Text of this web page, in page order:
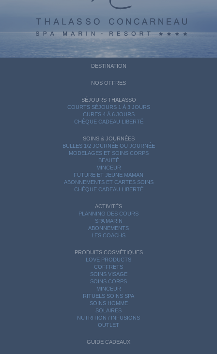
DESTINATION
NOS OFFRES
SÉJOURS THALASSO
COURTS SÉJOURS 1 À 3 JOURS
CURES 4 À 6 JOURS
CHÈQUE CADEAU LIBERTÉ
SOINS & JOURNÉES
BULLES 1/2 JOURNÉE OU JOURNÉE
MODELAGES ET SOINS CORPS
BEAUTÉ
MINCEUR
FUTURE ET JEUNE MAMAN
ABONNEMENTS ET CARTES SOINS
CHÈQUE CADEAU LIBERTÉ
ACTIVITÉS
PLANNING DES COURS
SPA MARIN
ABONNEMENTS
LES COACHS
PRODUITS COSMÉTIQUES
LOVE PRODUCTS
COFFRETS
SOINS VISAGE
SOINS CORPS
MINCEUR
RITUELS SOINS SPA
SOINS HOMME
SOLAIRES
NUTRITION / INFUSIONS
OUTLET
GUIDE CADEAUX